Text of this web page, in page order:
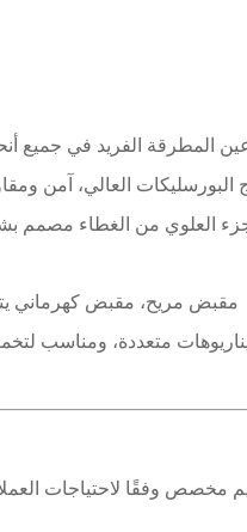
المطرقة الفريد في جميع
العالي، آمن
العلوي من الغطاء مصمم
مقبض مريح، مقبض كهرماني
متعددة، ومناسب
مخصص وفقًا لاحتياجات